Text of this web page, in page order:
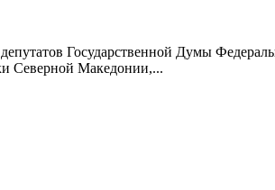
Государственной Думы
Северной Македонии,...